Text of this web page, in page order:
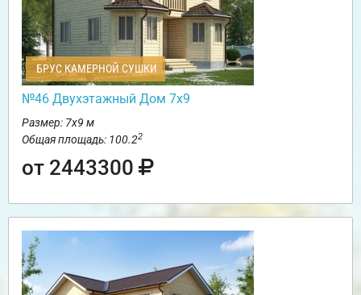
БРУС КАМЕРНОЙ СУШКИ
№46 Двухэтажный Дом 7х9
Размер: 7х9 м
Общая площадь: 100.22
от 2443300